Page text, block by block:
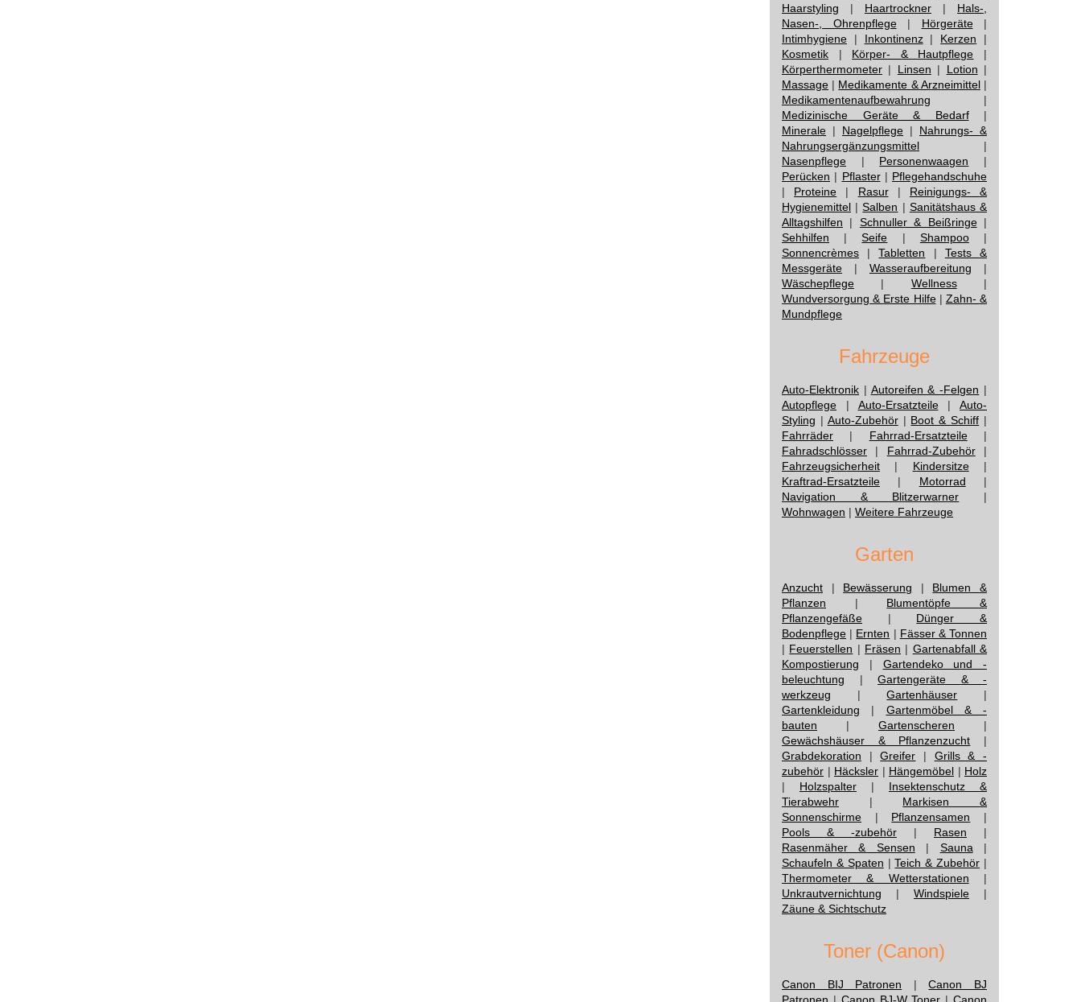
Haarstyling | Haartrockner | Hals-,
Nasen-, Ohrenpflege| Hörgeräte|
Intimhygiene | Inkontinenz| Kerzen |
Kosmetik | Körper- & Hautpflege |
Körperthermometer | Linsen | Lotion |
Massage | Medikamente & Arzneimittel|
Medikamentenaufbewahrung |
Medizinische Geräte & Bedarf|
Minerale | Nagelpflege | Nahrungs- &
Nahrungsergänzungsmittel |
Nasenpflege | Personenwaagen |
Perücken | Pflaster| Pflegehandschuhe
| Proteine | Rasur| Reinigungs- &
Hygienemittel |Salben | Sanitätshaus &
Alltagshilfen | Schnuller & Beißringe|
Sehhilfen |Seife | Shampoo|
Sonnencrèmes |Tabletten | Tests &
Messgeräte | Wasseraufbereitung |
Wäschepflege | Wellness|
Wundversorgung & Erste Hilfe| Zahn- &
Mundpflege
Fahrzeuge
Auto-Elektronik | Autoreifen & -Felgen |
Autopflege | Auto-Ersatzteile| Auto-
Styling | Auto-Zubehör| Boot & Schiff |
Fahrräder | Fahrrad-Ersatzteile|
Fahradschlösser | Fahrrad-Zubehör|
Fahrzeugsicherheit | Kindersitze|
Kraftrad-Ersatzteile | Motorrad |
Navigation & Blitzerwarner |
Wohnwagen | Weitere Fahrzeuge
Garten
Anzucht | Bewässerung | Blumen &
Pflanzen | Blumentöpfe &
Pflanzengefäße | Dünger &
Bodenpflege | Ernten | Fässer & Tonnen
| Feuerstellen | Fräsen | Gartenabfall &
Kompostierung | Gartendeko und -
beleuchtung | Gartengeräte & -
werkzeug |Gartenhäuser |
Gartenkleidung | Gartenmöbel & -
bauten | Gartenscheren |
Gewächshäuser & Pflanzenzucht |
Grabdekoration |Greifer | Grills & -
zubehör | Häcksler | Hängemöbel | Holz
| Holzspalter | Insektenschutz &
Tierabwehr | Markisen &
Sonnenschirme | Pflanzensamen |
Pools & -zubehör | Rasen |
Rasenmäher & Sensen | Sauna |
Schaufeln & Spaten |Teich & Zubehör |
Thermometer & Wetterstationen |
Unkrautvernichtung | Windspiele |
Zäune & Sichtschutz
Toner (Canon)
Canon BIJ Patronen |Canon BJ